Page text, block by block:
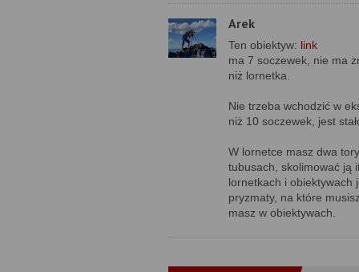
Arek
Ten obiektyw: link
ma 7 soczewek, nie ma
niż lornetka.
Nie trzeba wchodzić w
niż 10 soczewek, jest
W lornetce masz dwa
tubusach, skolimować ją
lornetkach i obiektywach
pryzmaty, na które
masz w obiektywach.